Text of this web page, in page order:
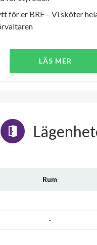
för er BRF – Vi sköter
LÄS MER
Rum
-